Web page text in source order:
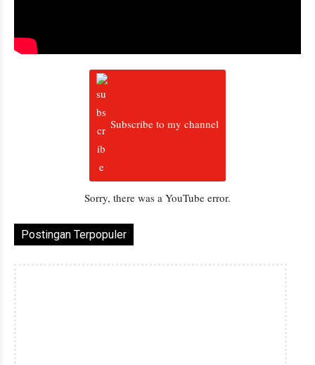
Subscribe to my channel
Sorry, there was a YouTube error.
Postingan Terpopuler